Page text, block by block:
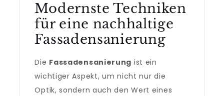
Modernste Techniken
für eine nachhaltige
Fassadensanierung
Die Fassadensanierung ist ein
wichtiger Aspekt, um nicht nur die
Optik, sondern auch den Wert eines